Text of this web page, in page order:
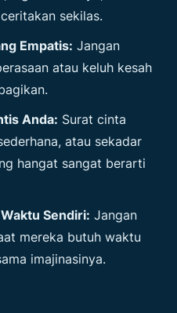
sekilas.
Empatis: Jangan
atau keluh kesah
Anda: Surat cinta
atau sekadar
hangat sangat berarti
Sendiri: Jangan
mereka butuh waktu
imajinasinya.